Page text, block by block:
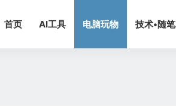
/data/www/wp-content/themes/begin/
首页 AI工具 电脑玩物 技术•随笔